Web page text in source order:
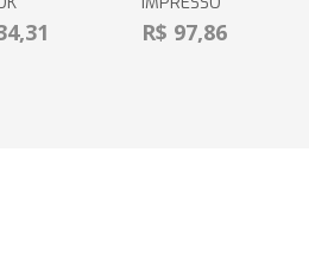
R$ 97,86